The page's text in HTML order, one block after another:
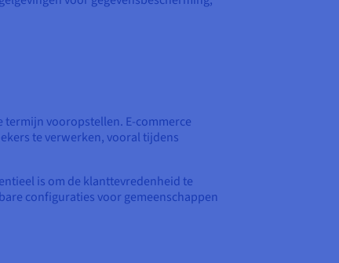
vooropstellen. E-commerce
te verwerken, vooral tijdens
is om de klanttevredenheid te
configuraties voor gemeenschappen